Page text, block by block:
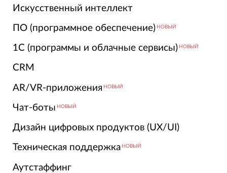
Искусственный интеллект
ПО (программное обеспечение) НОВЫЙ
1С (программы и облачные сервисы) НОВЫЙ
CRM
AR/VR-приложения НОВЫЙ
Чат-боты НОВЫЙ
Дизайн цифровых продуктов (UX/UI)
Техническая поддержка НОВЫЙ
Аутстаффинг